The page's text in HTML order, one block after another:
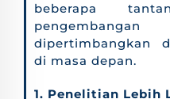
beberapa
dipertimbangkan
di masa depan.
1. Penelitian Lebih